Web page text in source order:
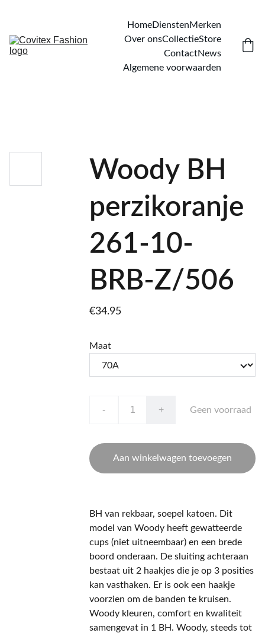
HomeDienstenMerken
Over onsCollectieStore
ContactNews
Algemene voorwaarden
Woody BH
perzikoranje
261-10-
BRB-Z/506
€34.95
Maat
- + Geen voorraad
Aan winkelwagen toevoegen
BH van rekbaar, soepel katoen. Dit
model van Woody heeft gewatteerde
cups (niet uitneembaar) en een brede
boord onderaan. De sluiting achteraan
bestaat uit 2 haakjes die je op 3 posities
kan vasthaken. Er is ook een haakje
voorzien om de banden te kruisen.
Woody kleuren, comfort en kwaliteit
samengevat in 1 BH. Woody, steeds tot